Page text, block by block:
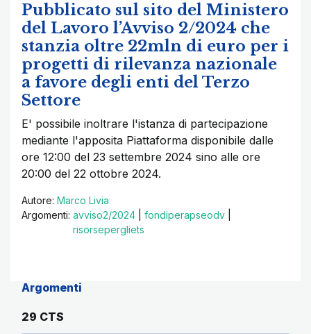
Pubblicato sul sito del Ministero
del Lavoro l’Avviso 2/2024 che
stanzia oltre 22mln di euro per i
progetti di rilevanza nazionale
a favore degli enti del Terzo
Settore
E' possibile inoltrare l'istanza di partecipazione
mediante l'apposita Piattaforma disponibile dalle
ore 12:00 del 23 settembre 2024 sino alle ore
20:00 del 22 ottobre 2024.
Autore: Marco Livia
Argomenti: avviso2/2024 fondiperapseodv
risorsepergliets
Argomenti
29 CTS